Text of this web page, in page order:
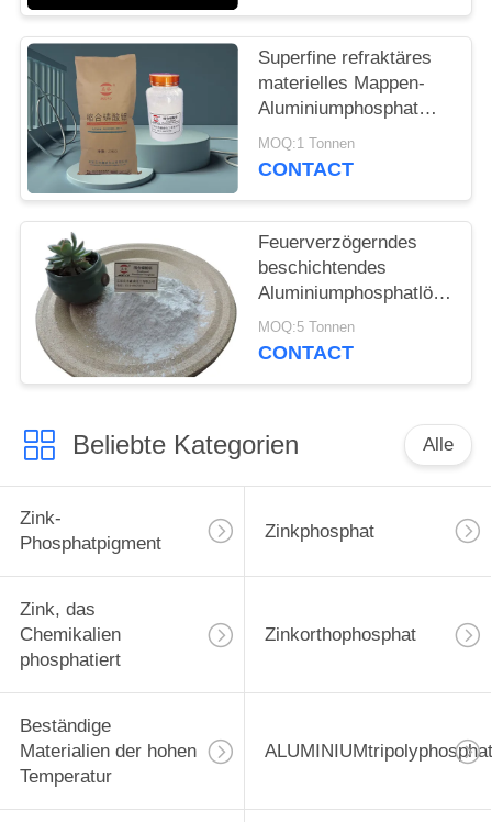
Superfine refraktäres
materielles Mappen-
Aluminiumphosphat
Cas 7784-30-7
MOQ:1 Tonnen
CONTACT
Feuerverzögerndes
beschichtendes
Aluminiumphosphatlösliches
im Salpetersäure-
hitzebeständigen
MOQ:5 Tonnen
CONTACT
Beliebte Kategorien Alle
Zink-
Phosphatpigment
Zinkphosphat
Zink, das
Chemikalien
phosphatiert
Zinkorthophosphat
Beständige
Materialien der hohen
Temperatur
ALUMINIUMtripolyphosphat